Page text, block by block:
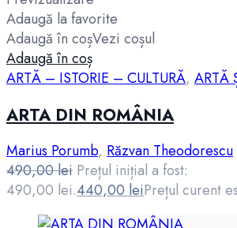
Adaugă la favorite
Adaugă în coșVezi coșul
Adaugă în coș
ARTĂ – ISTORIE – CULTURĂ, ARTĂ
ARTA DIN ROMÂNIA
Marius Porumb, Răzvan Theodorescu
490,00lei Prețul inițial a fost:
490,00 lei.440,00leiPrețul curent